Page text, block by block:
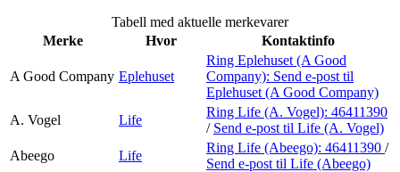
Åpningstider
Praktisk informasjon
Ledige stillinger
Magasin
Tabell med aktuelle merkevarer
Merke
Hvor Kontaktinfo
A Good Company Eplehuset
Ring Eplehuset (A Good
Company): Send e-post til
Eplehuset (A Good Company)
A. Vogel
Life
Ring Life (A. Vogel): 46411390
/ Send e-post til Life (A. Vogel)
Abeego
Life
Ring Life (Abeego): 46411390 /
Send e-post til Life (Abeego)